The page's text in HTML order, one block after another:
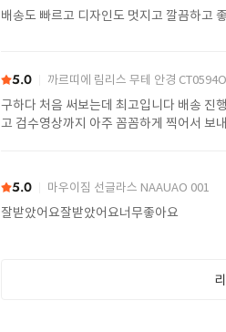
배송도 빠르고 디자인도 멋지고 깔끔하고
5.0 까르띠에 림리스 무테 안경
구하다 처음 써보는데 최고입니다 배송 진
고 검수영상까지 아주 꼼꼼하게 찍어서 보
5.0 마우이짐 선글라스 NAAUAO 001
잘받았어요잘받았어요너무좋아요